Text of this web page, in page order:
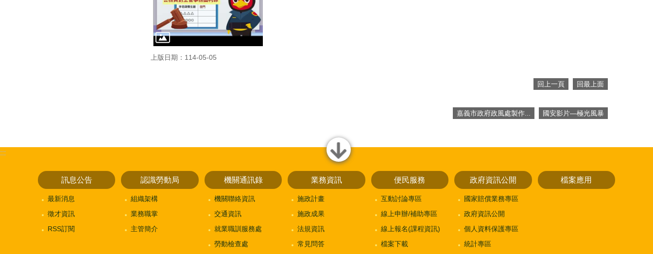
上版日期：114-05-05
回上一頁 回最上面
嘉義市政府政風處製作... 國安影片—極光風暴
close
:::
訊息公告
最新消息
徵才資訊
RSS訂閱
認識勞動局
組織架構
業務職掌
主管簡介
機關通訊錄
機關聯絡資訊
交通資訊
就業職訓服務處
勞動檢查處
業務資訊
施政計畫
施政成果
法規資訊
常見問答
便民服務
互動討論專區
線上申辦/補助專區
線上報名(課程資訊)
檔案下載
政府資訊公開
國家賠償業務專區
政府資訊公開
個人資料保護專區
統計專區
檔案應用